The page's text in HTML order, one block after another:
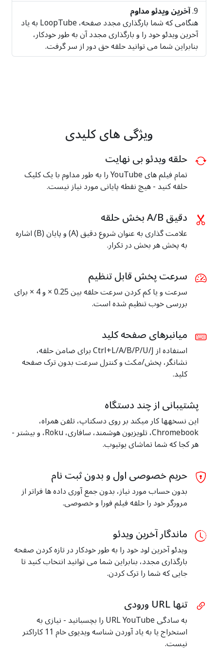
آخرین ویدئو مداوم
هنگامی که شما بارگذاری مجدد صفحه، LoopTube به یاد
آخرین ویدئو خود را و بارگذاری مجدد آن به طور خودکار،
بنابراین شما می توانید حلقه حق دور از سر گرفت.
ویژگی های کلیدی
حلقه ویدئو بی نهایت
تمام فیلم های YouTube را به طور مداوم با یک کلیک
حلقه کنید - هیچ نقطه پایانی مورد نیاز نیست.
دقیق A/B بخش حلقه
علامت گذاری به عنوان شروع دقیق (A) و پایان (B) اشاره
به پخش هر بخش در تکرار.
سرعت پخش قابل تنظیم
سرعت و یا کم کردن سرعت حلقه بین 0.25 × و 4 × برای
بررسی خوب تنظیم شده است.
میانبرهای صفحه کلید
استفاده از Ctrl+L/A/B/P/U/J برای ضامن حلقه،
نشانگر، پخش/مکث و کنترل سرعت بدون ترک صفحه
کلید.
پشتیبانی از چند دستگاه
این نسخهها کار میکند بر روی دسکتاپ، تلفن همراه،
Chromebook، تلویزیون هوشمند، سافاری، Roku، و بیشتر -
هر کجا که شما تماشای یوتیوب.
حریم خصوصی اول و بدون ثبت نام
بدون حساب مورد نیاز، بدون جمع آوری داده ها فراتر از
مرورگر خود را حلقه فیلم فورا و خصوصی.
ماندگار آخرین ویدئو
ویدئو آخرین لود خود را به طور خودکار در تازه کردن صفحه
بارگذاری مجدد، بنابراین شما می توانید انتخاب کنید تا
جایی که شما را ترک کردن.
تنها URL ورودی
به سادگی URL YouTube را بچسبانید - نیازی به
استخراج یا به یاد آوردن شناسه ویدیوی خام 11 کاراکتر
نیست.